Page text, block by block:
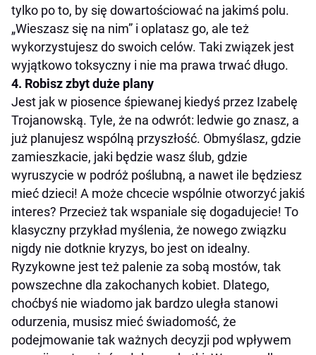
tylko po to, by się dowartościować na jakimś polu.
„Wieszasz się na nim” i oplatasz go, ale też
wykorzystujesz do swoich celów. Taki związek jest
wyjątkowo toksyczny i nie ma prawa trwać długo.
4. Robisz zbyt duże plany
Jest jak w piosence śpiewanej kiedyś przez Izabelę
Trojanowską. Tyle, że na odwrót: ledwie go znasz, a
już planujesz wspólną przyszłość. Obmyślasz, gdzie
zamieszkacie, jaki będzie wasz ślub, gdzie
wyruszycie w podróż poślubną, a nawet ile będziesz
mieć dzieci! A może chcecie wspólnie otworzyć jakiś
interes? Przecież tak wspaniale się dogadujecie! To
klasyczny przykład myślenia, że nowego związku
nigdy nie dotknie kryzys, bo jest on idealny.
Ryzykowne jest też palenie za sobą mostów, tak
powszechne dla zakochanych kobiet. Dlatego,
choćbyś nie wiadomo jak bardzo uległa stanowi
odurzenia, musisz mieć świadomość, że
podejmowanie tak ważnych decyzji pod wpływem